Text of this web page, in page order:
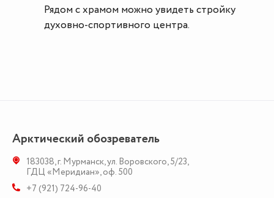
Рядом с храмом можно увидеть стройку
духовно-спортивного центра.
Арктический обозреватель
183038,г. Мурманск,ул. Воровского, 5/23,
ГДЦ «Меридиан», оф. 500
+7 (921) 724-96-40